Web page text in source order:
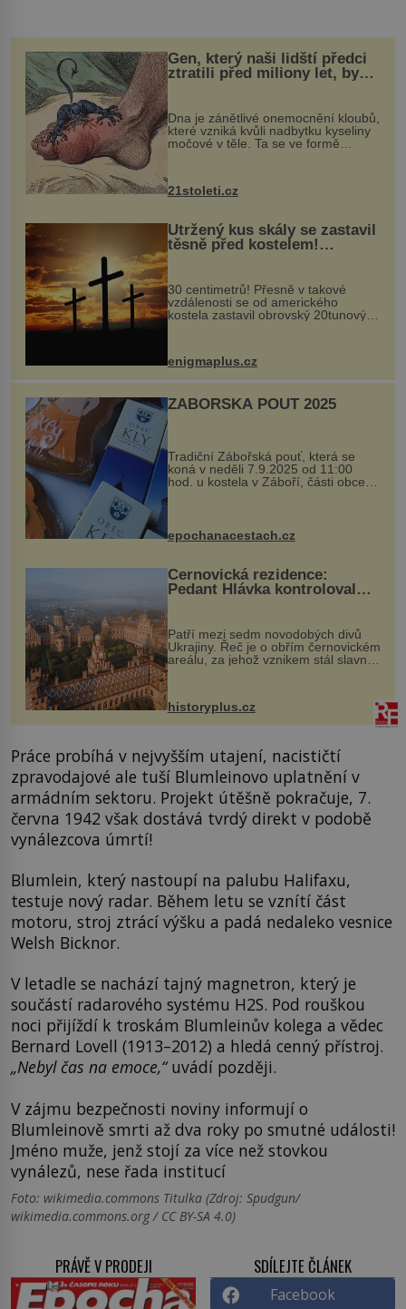
Gen, který naši lidští předci
ztratili před miliony let, by
mohl pomoci s léčbou
„nemoci králů“
Dna je zánětlivé onemocnění kloubů,
které vzniká kvůli nadbytku kyseliny
močové v těle. Ta se ve formě
nohou, a způsobuje bole...
21stoleti.cz
Utržený kus skály se zastavil
těsně před kostelem!
Ochránila ho boží síla?
30 centimetrů! Přesně v takové
vzdálenosti se od amerického
kostela zastavil obrovský 20tunový
...
enigmaplus.cz
ZÁBOŘSKÁ POUŤ 2025
Tradiční Zábořská pouť, která se
koná v neděli 7.9.2025 od 11:00
hod. u kostela v Záboří, části obce
Kly u Mělníka. V programu naleznete
komentovanou prohlídku kostela,
epochanacestach.cz
Černovická rezidence:
Pedant Hlávka kontroloval
Patří mezi sedm novodobých divů
Ukrajiny. Řeč je o obřím černovickém
areálu, za jehož vznikem stál slavný
český architekt Josef Hlávka. Ten si
na něm dal mimořádně záležet. Jeho
stavební plány by při ...
historyplus.cz
Práce probíhá v nejvyšším utajení, nacističtí
zpravodajové ale tuší Blumleinovo uplatnění v
armádním sektoru. Projekt útěšně pokračuje, 7.
června 1942 však dostává tvrdý direkt v podobě
vynálezcova úmrtí!
Blumlein, který nastoupí na palubu Halifaxu,
testuje nový radar. Během letu se vznítí část
motoru, stroj ztrácí výšku a padá nedaleko vesnice
Welsh Bicknor.
V letadle se nachází tajný magnetron, který je
součástí radarového systému H2S. Pod rouškou
noci přijíždí k troskám Blumleinův kolega a vědec
Bernard Lovell (1913–2012) a hledá cenný přístroj.
„Nebyl čas na emoce,“uvádí později.
V zájmu bezpečnosti noviny informují o
Blumleinově smrti až dva roky po smutné události!
Jméno muže, jenž stojí za více než stovkou
vynálezů, nese řada institucí
Foto: wikimedia.commons Titulka (Zdroj: Spudgun/
wikimedia.commons.org / CC BY-SA 4.0)
PRÁVĚ V PRODEJI SDÍLEJTE ČLÁNEK
Facebook